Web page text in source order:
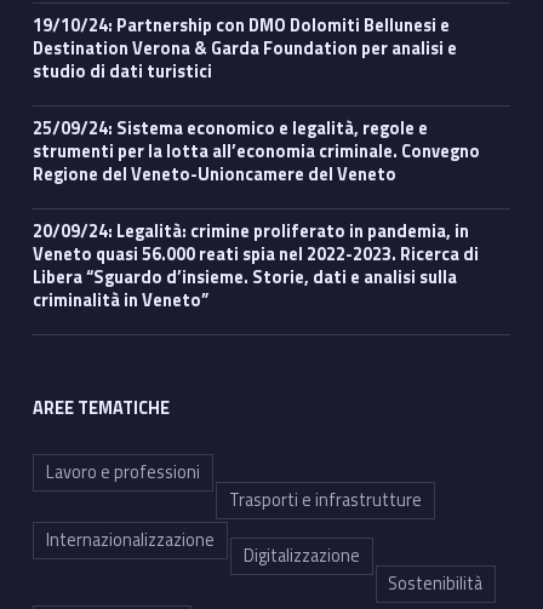
19/10/24: Partnership con DMO Dolomiti Bellunesi e
Destination Verona & Garda Foundation per analisi e
studio di dati turistici
25/09/24: Sistema economico e legalità, regole e
strumenti per la lotta all’economia criminale. Convegno
Regione del Veneto-Unioncamere del Veneto
20/09/24: Legalità: crimine proliferato in pandemia, in
Veneto quasi 56.000 reati spia nel 2022-2023. Ricerca di
Libera “Sguardo d’insieme. Storie, dati e analisi sulla
criminalità in Veneto”
AREE TEMATICHE
Lavoro e professioni
Trasporti e infrastrutture
Internazionalizzazione
Digitalizzazione
Sostenibilità